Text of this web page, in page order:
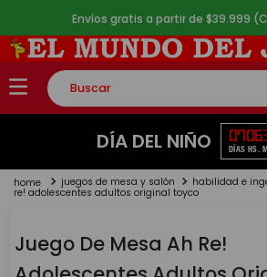
Envíos gratis a partir de $39.999
Buscar
TÉRMINOS MÁS BUSCADOS
2.
lego
4.
monopatin
DÍA DEL NIÑO 07
DÍAS
06
HS.
juegos de mesa y salón habilidad e
re! adolescentes adultos original toyco
Juego De Mesa Ah Re!